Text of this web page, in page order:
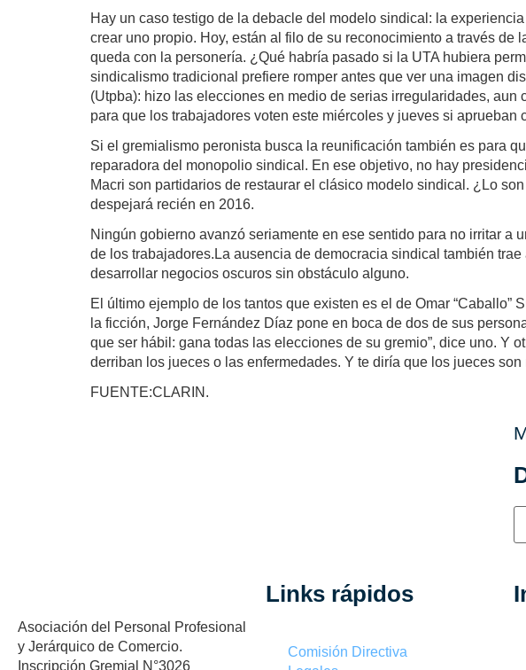
Hay un caso testigo de la debacle del modelo sindical: la
crear uno propio. Hoy, están al filo de su reconocimiento a través
queda con la personería. ¿Qué habría pasado si la UTA hubiera
sindicalismo tradicional prefiere romper antes que ver una imagen
(Utpba): hizo las elecciones en medio de serias irregularidades,
para que los trabajadores voten este miércoles y jueves si aprueban
Si el gremialismo peronista busca la reunificación también es para
reparadora del monopolio sindical. En ese objetivo, no hay
Macri son partidarios de restaurar el clásico modelo sindical. ¿Lo
despejará recién en 2016.
Ningún gobierno avanzó seriamente en ese sentido para no irritar a
de los trabajadores.La ausencia de democracia sindical también
desarrollar negocios oscuros sin obstáculo alguno.
El último ejemplo de los tantos que existen es el de Omar
la ficción, Jorge Fernández Díaz pone en boca de dos de sus
que ser hábil: gana todas las elecciones de su gremio”, dice uno. Y
derriban los jueces o las enfermedades. Y te diría que los jueces
FUENTE:CLARIN.
Asociación del Personal Profesional
y Jerárquico de Comercio.
Inscripción Gremial N°3026
Links rápidos
Comisión Directiva